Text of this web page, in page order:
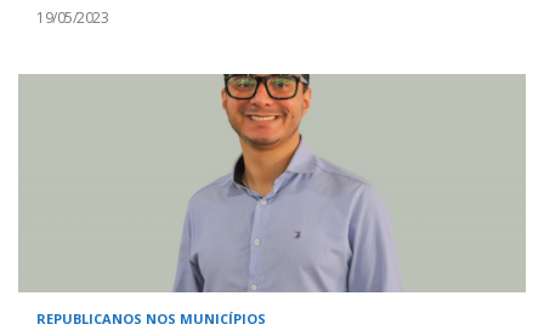
19/05/2023
REPUBLICANOS NOS MUNICÍPIOS